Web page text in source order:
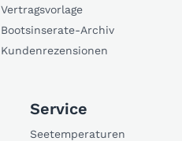
Vertragsvorlage
Bootsinserate-Archiv
Kundenrezensionen
Service
Seetemperaturen